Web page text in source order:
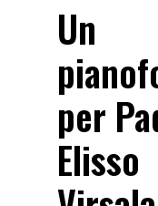
Un
per
Elisso